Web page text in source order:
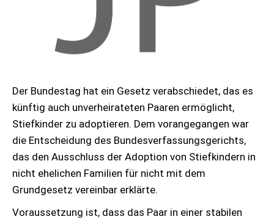
Der Bundestag hat ein Gesetz verabschiedet, das es
künftig auch unverheirateten Paaren ermöglicht,
Stiefkinder zu adoptieren. Dem vorangegangen war
die Entscheidung des Bundesverfassungsgerichts,
das den Ausschluss der Adoption von Stiefkindern in
nicht ehelichen Familien für nicht mit dem
Grundgesetz vereinbar erklärte.
Voraussetzung ist, dass das Paar in einer stabilen